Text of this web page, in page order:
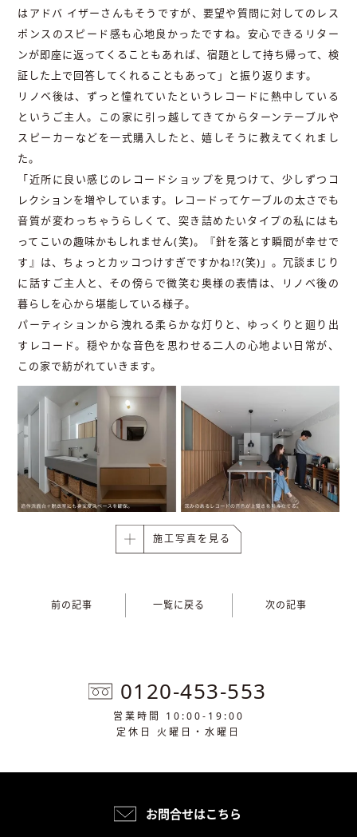
はアドバ イザーさんもそうですが、要望や質問に対してのレス
ポンスのスピード感も心地良かったですね。安心できるリター
ンが即座に返ってくることもあれば、宿題として持ち帰って、検
証した上で回答してくれることもあって」と振り返ります。
リノベ後は、ずっと憧れていたというレコードに熱中している
というご主人。この家に引っ越してきてからターンテーブルや
スピーカーなどを一式購入したと、嬉しそうに教えてくれまし
た。
「近所に良い感じのレコードショップを見つけて、少しずつコ
レクションを増やしています。レコードってケーブルの太さでも
音質が変わっちゃうらしくて、突き詰めたいタイプの私にはも
ってこいの趣味かもしれません(笑)。『針を落とす瞬間が幸せで
す』は、ちょっとカッコつけすぎですかね!?(笑)」。冗談まじり
に話すご主人と、その傍らで微笑む奥様の表情は、リノベ後の
暮らしを心から堪能している様子。
パーティションから洩れる柔らかな灯りと、ゆっくりと廻り出
すレコード。穏やかな音色を思わせる二人の心地よい日常が、
この家で紡がれていきます。
施工写真を見る
前の記事 一覧に戻る 次の記事
0120-453-553
営業時間 10:00-19:00
定休日 火曜日・水曜日
お問合せはこちら